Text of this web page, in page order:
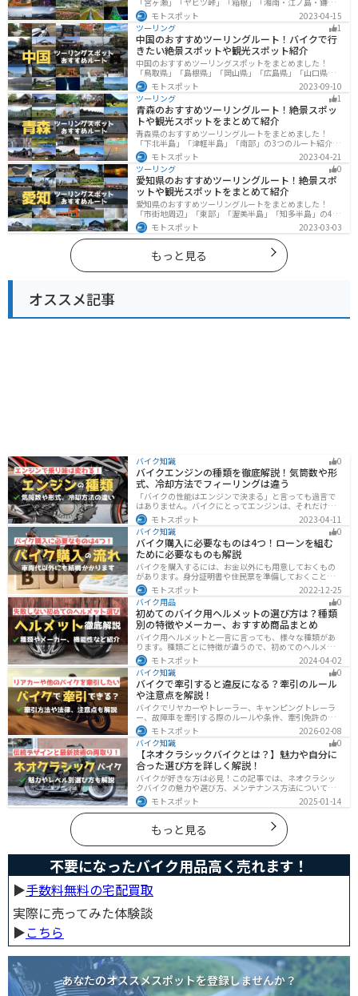
倉」「三浦」「みなとみらい」の6つのルート紹介しま
す。自然豊かなスポット、歴史ある観光名所、都市部で
楽しめるツーリングスポットまで多数あります。バイク
で神奈川県にツーリングに行く際は参考にしてくださ
い。
モトスポット
2023-04-15
ツーリング
1
中国のおすすめツーリングルート！バイクで行
きたい絶景スポットや観光スポット紹介
中国のおすすめツーリングスポットをまとめました！
「鳥取県」「島根県」「岡山県」「広島県」「山口県」
の各県の観光地紹介します。自然豊かな山々や湖、温泉
地が点在し、四季折々の景色を楽しめるスポットが多数
あります。バイクで中国にツーリングに行く際は参考に
してください。
モトスポット
2023-09-10
ツーリング
1
青森のおすすめツーリングルート！絶景スポッ
トや観光スポットをまとめて紹介
青森県のおすすめツーリングルートをまとめました！
「下北半島」「津軽半島」「南部」の3つのルート紹介し
ます。自然に恵まれた風光明媚な景色や歴史文化に触れ
られる観光スポットが多くあります。バイクで青森県に
ツーリングに行く際は参考にしてください。
モトスポット
2023-04-21
ツーリング
0
愛知県のおすすめツーリングルート！絶景スポ
ットや観光スポットをまとめて紹介
愛知県のおすすめツーリングルートをまとめました！
「市街地周辺」「東部」「渥美半島」「知多半島」の4つ
のルート紹介します。名古屋周辺の栄えたスポットから
山、海、美術館なども多数あり、自然・歴史・文化を満
喫するツーリングができます。バイクで愛知県にツーリ
ングに行く際は参考にしてください。
モトスポット 2023-03-03
もっと見る
オススメ記事
バイク知識 0
バイクエンジンの種類を徹底解説！気筒数や形
式、冷却方法でフィーリングは違う
「バイクの性能はエンジンで決まる」と言っても過言で
はありません。バイクにとってエンジンは、それだけ重
要なパーツなんです。エンジンの種類と特徴を知れば、
あなたもワンランク上のバイク選びができるようになり
ます！
モトスポット
2023-04-11
バイク知識
0
バイク購入に必要なものは4つ！ローンを組む
ために必要なものも解説
バイクを購入するには、お金以外にも用意しておくもの
があります。身分証明書や住民票を準備しておくことで
購入ギリギリになって慌てずに済むので、しっかりと準
備しておきましょう。
モトスポット
2022-12-25
バイク用品
0
初めてのバイク用ヘルメットの選び方は？種類
別の特徴やメーカー、おすすめ商品まとめ
バイク用ヘルメットと一言に言っても、様々な種類があ
ります。種類ごとに特徴が違うので、初めてのヘルメッ
ト選びで失敗しないように、しっかりと理解して選ぶよ
うにしましょう。この記事では、特徴やメリットデメリ
ット、有名メーカーなど初心者が知っておくべきことを
まとめました。
モトスポット
2024-04-02
バイク知識
0
バイクで牽引すると違反になる？牽引のルール
や注意点を解説！
バイクでリヤカーやトレーラー、キャンピングトレーラ
ー、故障車を牽引する際のルールや条件、牽引免許の有
無、速度制限、必要な装備をわかりやすく解説。メリッ
ト・デメリットや注意点も紹介し、安全にバイクの積載
力をアップする方法をまとめました。
モトスポット
2026-02-08
バイク知識
0
【ネオクラシックバイクとは？】魅力や自分に
合った選び方を詳しく解説！
バイクが好きな方は必見！この記事では、ネオクラシッ
クバイクの魅力や選び方、メンテナンス方法について解
説しています。実はネオクラシックバイクは、見た目と
機能性の両方を求める人に最適なです。この記事を読め
ば、ネオクラシックバイクの魅力が理解できます。
モトスポット 2025-01-14
もっと見る
不要になったバイク用品高く売れます！
▶︎手数料無料の宅配買取
実際に売ってみた体験談
▶︎こちら
あなたのオススメスポットを登録しませんか？